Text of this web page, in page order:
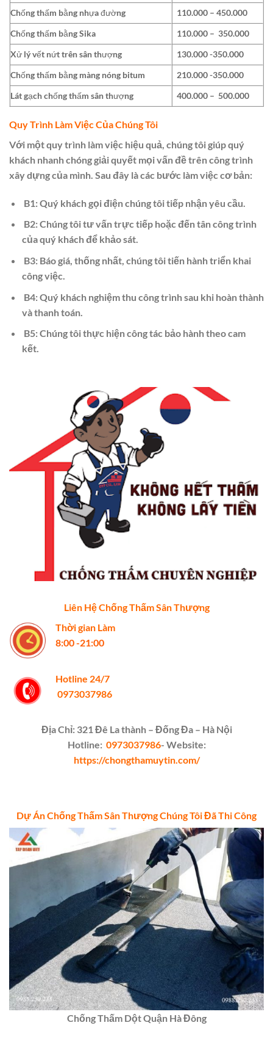
Chống thấm bằng nhựa đường
110.000 – 450.000
Chống thấm bằng Sika
110.000 – 350.000
Xử lý vết nứt trên sân thượng
130.000 -350.000
Chống thấm bằng màng nóng bitum
210.000 -350.000
Lát gạch chống thấm sân thượng
400.000 – 500.000
​Quy Trình Làm Việc Của Chúng Tôi
Với một quy trình làm việc hiệu quả, chúng tôi giúp quý
khách nhanh chóng giải quyết mọi vấn đề trên công trình
xây dựng của mình. Sau đây là các bước làm việc cơ bản:
B1: Quý khách gọi điện chúng tôi tiếp nhận yêu cầu.
B2: Chúng tôi tư vấn trực tiếp hoặc đến tân công trình
của quý khách để khảo sát.
B3: Báo giá, thống nhất, chúng tôi tiến hành triển khai
công việc.
B4: Quý khách nghiệm thu công trình sau khi hoàn thành
và thanh toán.
B5: Chúng tôi thực hiện công tác bảo hành theo cam
kết.​
Liên Hệ Chống Thấm Sân Thượng
Thời gian Làm
8:00 -21:00
Hotline 24/7
0973037986
Địa Chỉ: 321 Đê La thành – Đống Đa – Hà Nội
Hotline: 0973037986- Website:
https://chongthamuytin.com/
Dự Án Chống Thấm Sân Thượng Chúng Tôi Đã Thi Công
Chống Thấm Dột Quận Hà Đông